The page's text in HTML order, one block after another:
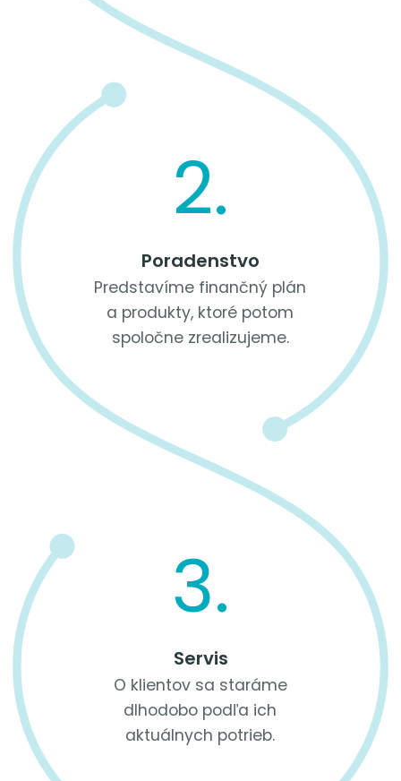
2.
Poradenstvo
Predstavíme finančný plán
a produkty, ktoré potom
spoločne zrealizujeme.
3.
Servis
O klientov sa staráme
dlhodobo podľa ich
aktuálnych potrieb.